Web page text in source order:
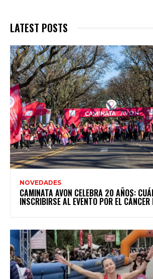
LATEST POSTS
NOVEDADES
CAMINATA AVON CELEBRA 20 AÑOS:
INSCRIBIRSE AL EVENTO POR EL